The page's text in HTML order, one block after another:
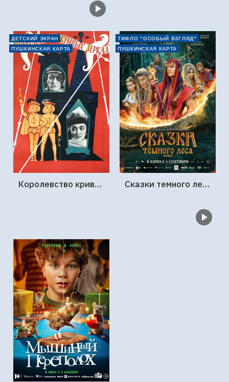
ДЕТСКИЙ ЭКРАН
ПУШКИНСКАЯ КАРТА
Королевство кривых зеркал (1963г., Киностудия Горького)
ТИФЛО "ОСОБЫЙ ВЗГЛЯД"
ПУШКИНСКАЯ КАРТА
Сказки темного леса. Ворожея